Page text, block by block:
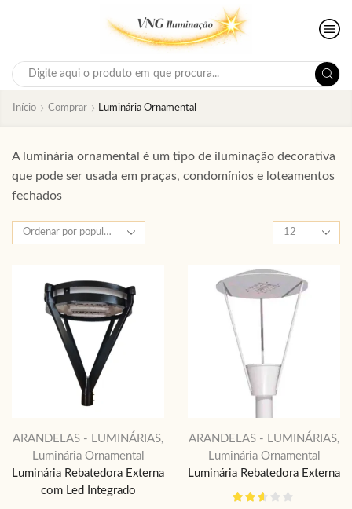
Search
Início Comprar Luminária Ornamental
A luminária ornamental é um tipo de iluminação decorativa
que pode ser usada em praças, condomínios e loteamentos
fechados
Produtos
ARANDELAS - LUMINÁRIAS,
Luminária Ornamental
Luminária Rebatedora Externa
com Led Integrado
ARANDELAS - LUMINÁRIAS,
Luminária Ornamental
Luminária Rebatedora Externa